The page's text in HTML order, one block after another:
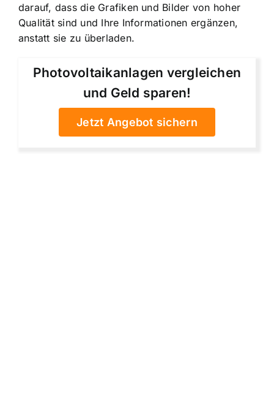
darauf, dass die Grafiken und Bilder von hoher
Qualität sind und Ihre Informationen ergänzen,
anstatt sie zu überladen.
Photovoltaikanlagen vergleichen
und Geld sparen!
Jetzt Angebot sichern